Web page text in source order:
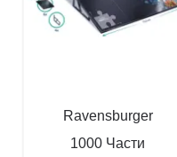
Ravensburger
1000 Части